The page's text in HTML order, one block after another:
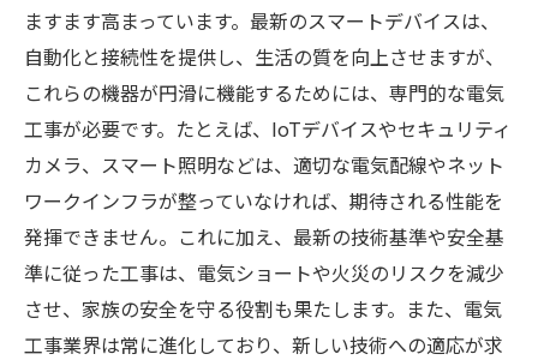
ますます高まっています。最新のスマートデバイスは、
自動化と接続性を提供し、生活の質を向上させますが、
これらの機器が円滑に機能するためには、専門的な電気
工事が必要です。たとえば、IoTデバイスやセキュリティ
カメラ、スマート照明などは、適切な電気配線やネット
ワークインフラが整っていなければ、期待される性能を
発揮できません。これに加え、最新の技術基準や安全基
準に従った工事は、電気ショートや火災のリスクを減少
させ、家族の安全を守る役割も果たします。また、電気
工事業界は常に進化しており、新しい技術への適応が求